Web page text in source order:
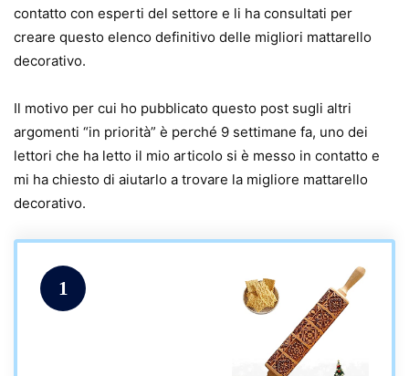
contatto con esperti del settore e li ha consultati per
creare questo elenco definitivo delle migliori mattarello
decorativo.
Il motivo per cui ho pubblicato questo post sugli altri
argomenti “in priorità” è perché 9 settimane fa, uno dei
lettori che ha letto il mio articolo si è messo in contatto e
mi ha chiesto di aiutarlo a trovare la migliore mattarello
decorativo.
1